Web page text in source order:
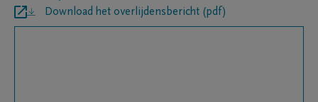
Download het overlijdensbericht (pdf)